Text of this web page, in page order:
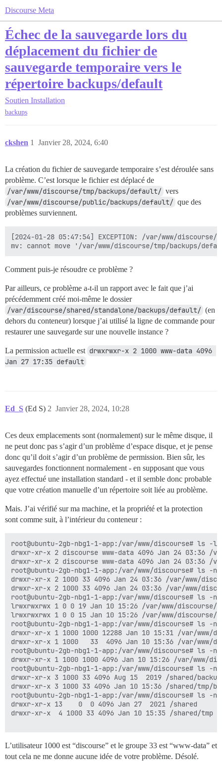
Discourse Meta
Échec de la sauvegarde lors du
déplacement du fichier de
sauvegarde temporaire vers le
répertoire backups/default
Soutien Installation
backups
ckshen Janvier 28, 2024, 6:40
1
La création du fichier de sauvegarde temporaire s’est déroulée sans
problème. C’est lorsque le fichier est déplacé de
/var/www/discourse/tmp/backups/default/ vers
/var/www/discourse/public/backups/default/ que des
problèmes surviennent.
[2024-01-28 05:47:54] EXCEPTION: /var/www/
Comment puis-je résoudre ce problème ?
Par ailleurs, ce problème a-t-il un rapport avec le fait que j’ai
précédemment créé moi-même le dossier
/var/discourse/shared/standalone/backups/default/ (en
dehors du conteneur) lorsque j’ai utilisé la ligne de commande pour
restaurer une sauvegarde sur une nouvelle instance ?
La permission actuelle est drwxrwxr-x 2 1000 www-data 4096
Jan 27 17:35 default
Ed_S (Ed S) Janvier 28, 2024, 10:28
2
Ces deux emplacements sont (normalement) sur le même disque, il
ne peut donc pas s’agir d’un problème d’espace disque, et je pense
donc qu’il doit s’agir d’un problème de permission. Bien sûr, les
sauvegardes fonctionnent normalement - en supposant que vous
ayez effectué une installation standard - et il semble donc probable
que votre création manuelle d’un répertoire soit liée au problème.
Mais. J’ai vérifié sur ma machine, et la propriété et la protection
sont comme suit, à l’intérieur du conteneur :
root@ubuntu-2gb-nbg1-1-app:/var/www/discourse# ls
drwxr-xr-x 2 discourse www-data 4096 Jan 24 03:36 /
drwxr-xr-x 2 discourse www-data 4096 Jan 24 03:36 /
root@ubuntu-2gb-nbg1-1-app:/var/www/discourse# ls
drwxr-xr-x 2 1000 33 4096 Jan 24 03:36 /var/www/
drwxr-xr-x 2 1000 33 4096 Jan 24 03:36 /var/www/
root@ubuntu-2gb-nbg1-1-app:/var/www/discourse# ls
lrwxrwxrwx 1 0 0 19 Jan 10 15:26 /var/www/discourse/
lrwxrwxrwx 1 0 0 15 Jan 10 15:26 /var/www/discourse/
root@ubuntu-2gb-nbg1-1-app:/var/www/discourse# ls
drwxr-xr-x 1 1000 1000 12288 Jan 10 15:31 /var/www/
drwxr-xr-x 1 1000   33  4096 Jan 10 15:36 /var/www/
root@ubuntu-2gb-nbg1-1-app:/var/www/discourse# ls -
drwxr-xr-x 1 1000 1000 4096 Jan 10 15:26 /var/www/
root@ubuntu-2gb-nbg1-1-app:/var/www/discourse# ls -
drwxr-xr-x 3 1000 33 4096 Aug 15  2019 /shared/
drwxr-xr-x 3 1000 33 4096 Jan 10 15:36 /shared/tmp/
root@ubuntu-2gb-nbg1-1-app:/var/www/discourse# ls -
drwxr-xr-x 13    0  0 4096 Jan 27  2021 /shared
drwxr-xr-x  4 1000 33 4096 Jan 10 15:35 /shared/tmp
L’utilisateur 1000 est “discourse” et le groupe 33 est “www-data” et
tout cela ne me donne aucune idée de votre problème. Désolé.